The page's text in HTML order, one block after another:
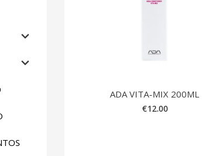
ADA VITA-MIX 200ML
€12.00